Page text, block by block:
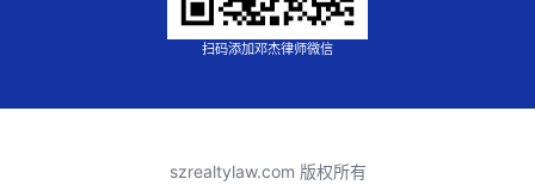
扫码添加邓杰律师微信
szrealtylaw.com 版权所有